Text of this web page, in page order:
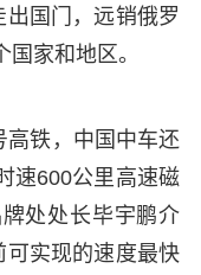
国门，远销俄罗
家和地区。
高铁，中国中车还
速600公里高速磁
处处长毕宇鹏介
实现的速度最快